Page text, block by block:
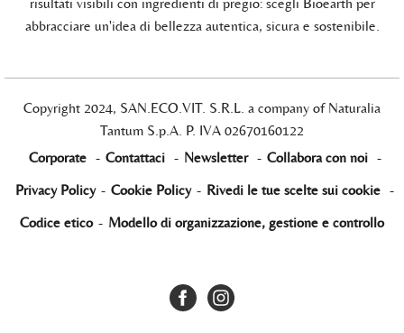
abbracciare un'idea di bellezza autentica, sicura e sostenibile.
Copyright 2024, SAN.ECO.VIT. S.R.L. a company of Naturalia
Tantum S.p.A. P. IVA 02670160122
Corporate - Contattaci - Newsletter - Collabora con noi -
Privacy Policy - Cookie Policy - Rivedi le tue scelte sui cookie -
Codice etico - Modello di organizzazione, gestione e controllo